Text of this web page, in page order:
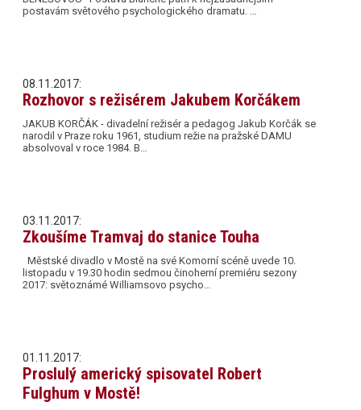
postavám světového psychologického dramatu. …
08.11.2017:
Rozhovor s režisérem Jakubem Korčákem
JAKUB KORČÁK - divadelní režisér a pedagog Jakub Korčák se
narodil v Praze roku 1961, studium režie na pražské DAMU
absolvoval v roce 1984. B…
03.11.2017:
Zkoušíme Tramvaj do stanice Touha
Městské divadlo v Mostě na své Komorní scéně uvede 10.
listopadu v 19.30 hodin sedmou činoherní premiéru sezony
2017: světoznámé Williamsovo psycho…
01.11.2017:
Proslulý americký spisovatel Robert
Fulghum v Mostě!